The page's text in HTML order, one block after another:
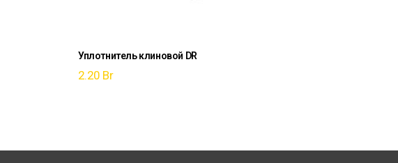
Уплотнитель клиновой DR
2.20 Br